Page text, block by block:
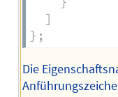
]
} ;
Die